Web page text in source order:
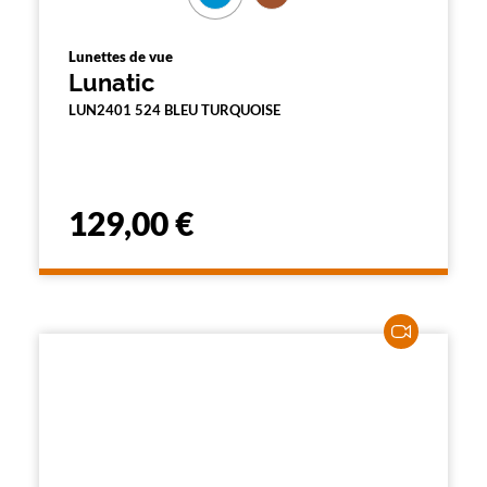
Lunettes de vue
Lunatic
LUN2401 524 BLEU TURQUOISE
129,00 €